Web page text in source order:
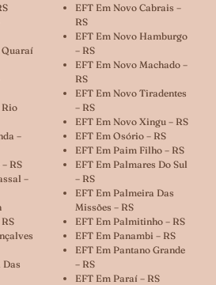
Quaraí
Rio
–
RS
–
Das
EFT Em Novo Cabrais –
RS
EFT Em Novo Hamburgo
– RS
EFT Em Novo Machado –
RS
EFT Em Novo Tiradentes
– RS
EFT Em Novo Xingu – RS
EFT Em Osório – RS
EFT Em Paim Filho – RS
EFT Em Palmares Do Sul
– RS
EFT Em Palmeira Das
Missões – RS
EFT Em Palmitinho – RS
EFT Em Panambi – RS
EFT Em Pantano Grande
– RS
EFT Em Paraí – RS